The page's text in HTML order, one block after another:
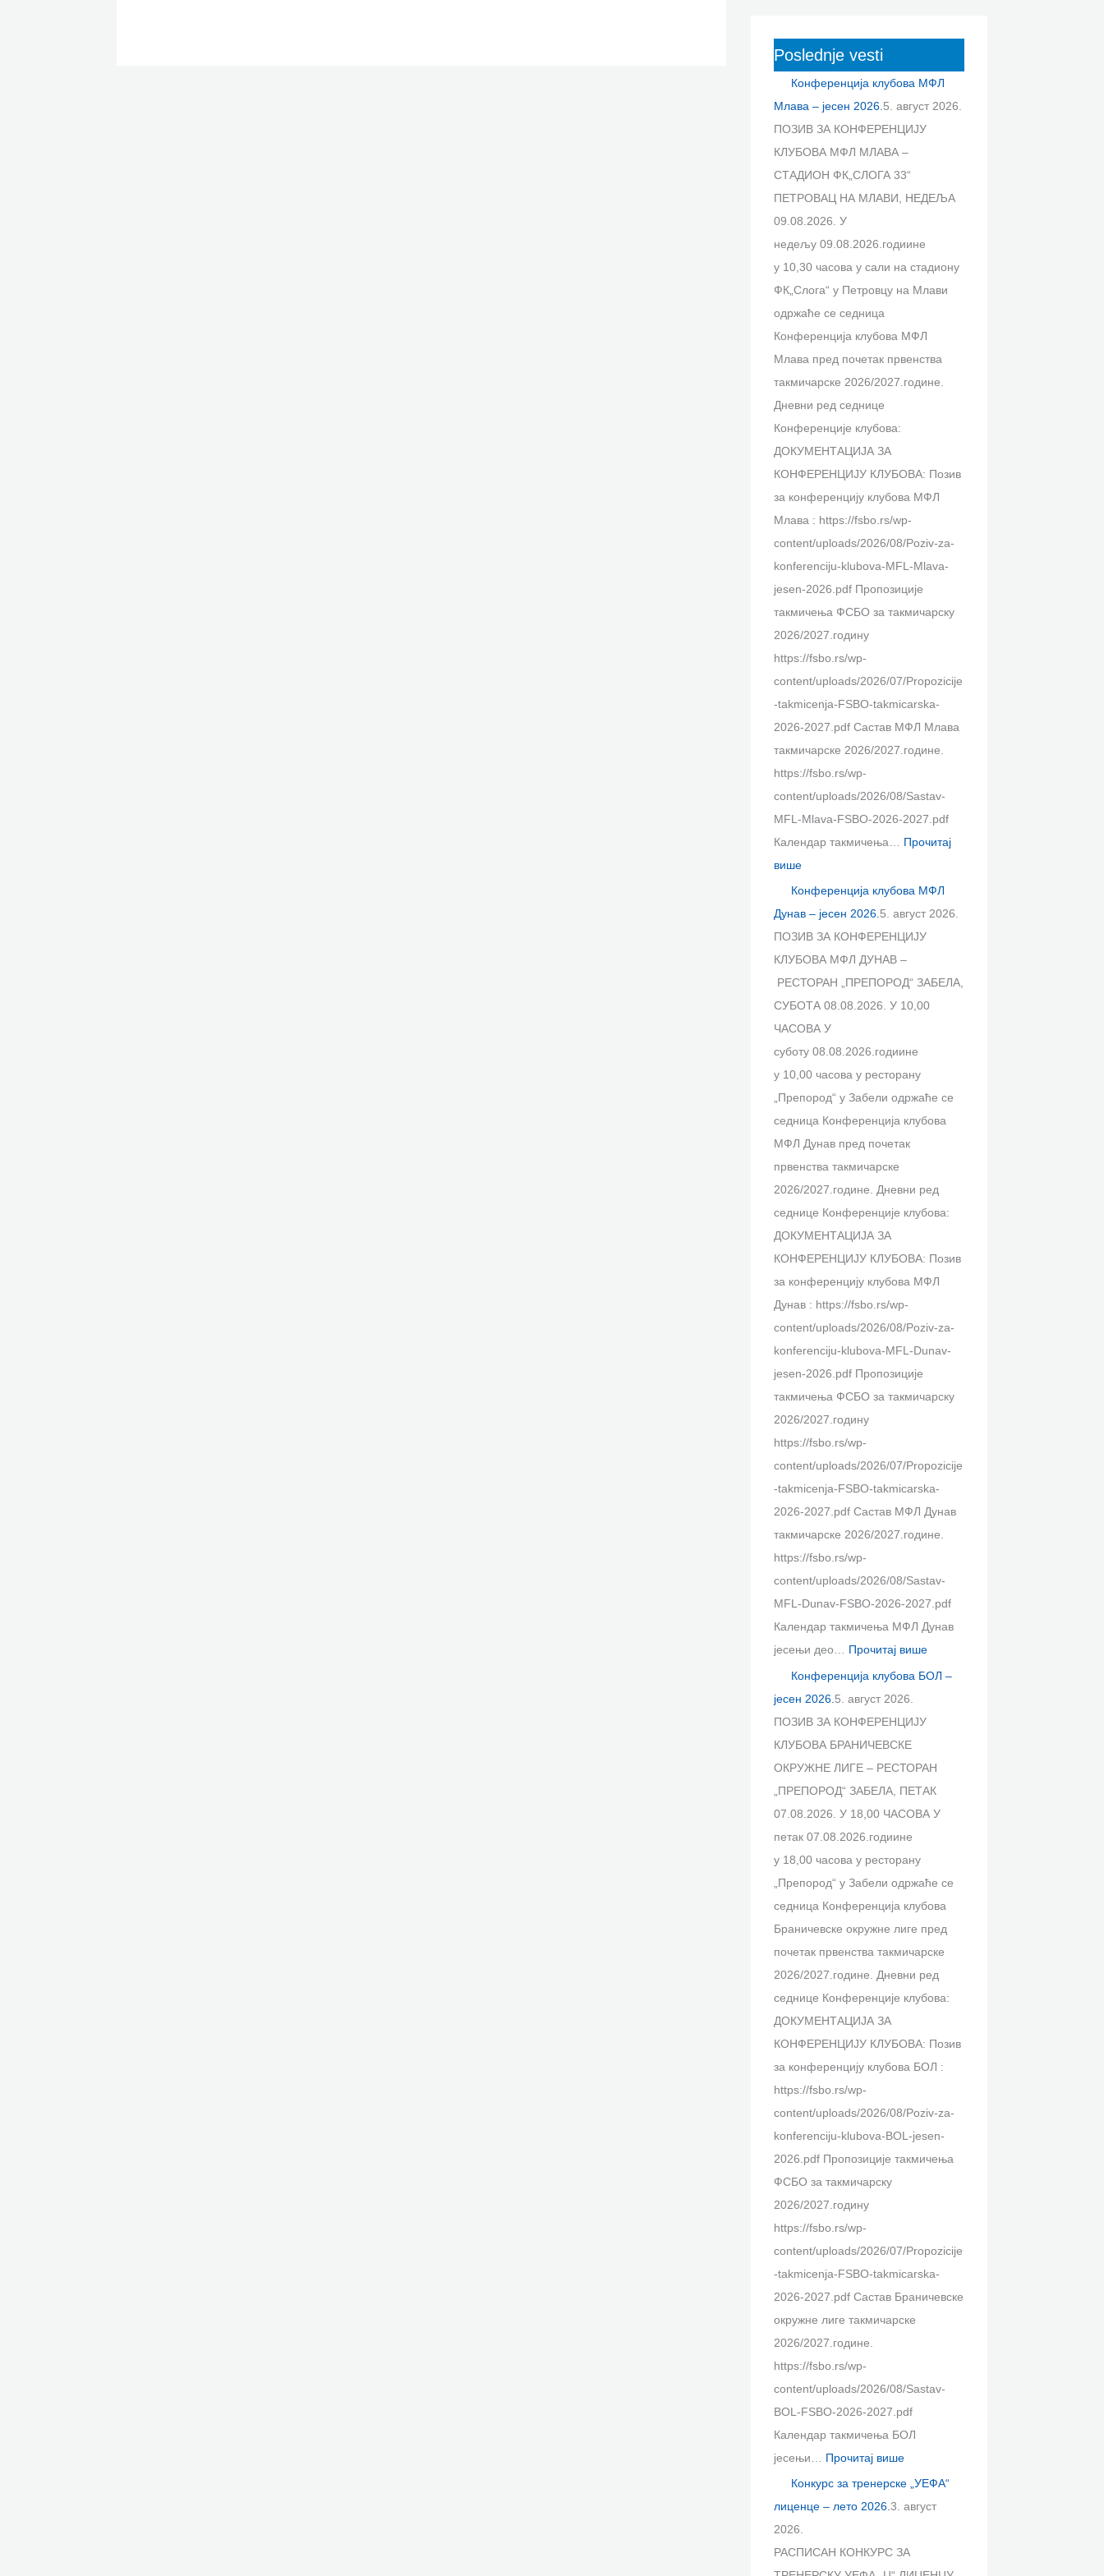
а
з
а
Poslednje vesti
Конференција клубова МФЛ
Млава – јесен 2026. 5. август 2026.
ПОЗИВ ЗА КОНФЕРЕНЦИЈУ
КЛУБОВА МФЛ МЛАВА –
СТАДИОН ФК„СЛОГА 33“
ПЕТРОВАЦ НА МЛАВИ, НЕДЕЉА
09.08.2026. У
недељу 09.08.2026.годиине
у 10,30 часова у сали на стадиону
ФК„Слога“ у Петровцу на Млави
одржаће се седница
Конференција клубова МФЛ
Млава пред почетак првенства
такмичарске 2026/2027.године.
Дневни ред седнице
Конференције клубова:
ДОКУМЕНТАЦИЈА ЗА
КОНФЕРЕНЦИЈУ КЛУБОВА: Позив
за конференцију клубова МФЛ
Млава : https://fsbo.rs/wp-
content/uploads/2026/08/Poziv-za-
konferenciju-klubova-MFL-Mlava-
jesen-2026.pdf Пропозиције
такмичења ФСБО за такмичарску
2026/2027.годину
https://fsbo.rs/wp-
content/uploads/2026/07/Propozicije
-takmicenja-FSBO-takmicarska-
2026-2027.pdf Састав МФЛ Млава
такмичарске 2026/2027.године.
https://fsbo.rs/wp-
content/uploads/2026/08/Sastav-
MFL-Mlava-FSBO-2026-2027.pdf
Календар такмичења… Прочитај
више
е
н
ц
и
ј
а
к
л
у
б
о
в
а
М
Ф
Л
М
л
а
в
а
–
ј
е
с
е
н
2
0
2
6
.
Конференција клубова МФЛ
Дунав – јесен 2026.5. август 2026.
ПОЗИВ ЗА КОНФЕРЕНЦИЈУ
КЛУБОВА МФЛ ДУНАВ –
РЕСТОРАН „ПРЕПОРОД“ ЗАБЕЛА,
СУБОТА 08.08.2026. У 10,00
ЧАСОВА У
суботу 08.08.2026.годиине
у 10,00 часова у ресторану
„Препород“ у Забели одржаће се
седница Конференција клубова
МФЛ Дунав пред почетак
првенства такмичарске
2026/2027.године. Дневни ред
седнице Конференције клубова:
ДОКУМЕНТАЦИЈА ЗА
КОНФЕРЕНЦИЈУ КЛУБОВА: Позив
за конференцију клубова МФЛ
Дунав : https://fsbo.rs/wp-
content/uploads/2026/08/Poziv-za-
konferenciju-klubova-MFL-Dunav-
jesen-2026.pdf Пропозиције
такмичења ФСБО за такмичарску
2026/2027.годину
https://fsbo.rs/wp-
content/uploads/2026/07/Propozicije
-takmicenja-FSBO-takmicarska-
2026-2027.pdf Састав МФЛ Дунав
такмичарске 2026/2027.године.
https://fsbo.rs/wp-
content/uploads/2026/08/Sastav-
MFL-Dunav-FSBO-2026-2027.pdf
Календар такмичења МФЛ Дунав
јесењи део… Прочитај више
е
ц
и
л
о
в
Ф
Л
а
в
ј
е
е
0
2
6
.
Конференција клубова БОЛ –
јесен 2026. 5. август 2026.
ПОЗИВ ЗА КОНФЕРЕНЦИЈУ
КЛУБОВА БРАНИЧЕВСКЕ
ОКРУЖНЕ ЛИГЕ – РЕСТОРАН
„ПРЕПОРОД“ ЗАБЕЛА, ПЕТАК
07.08.2026. У 18,00 ЧАСОВА У
петак 07.08.2026.годиине
у 18,00 часова у ресторану
„Препород“ у Забели одржаће се
седница Конференција клубова
Браничевске окружне лиге пред
почетак првенства такмичарске
2026/2027.године. Дневни ред
седнице Конференције клубова:
ДОКУМЕНТАЦИЈА ЗА
КОНФЕРЕНЦИЈУ КЛУБОВА: Позив
за конференцију клубова БОЛ :
https://fsbo.rs/wp-
content/uploads/2026/08/Poziv-za-
konferenciju-klubova-BOL-jesen-
2026.pdf Пропозиције такмичења
ФСБО за такмичарску
2026/2027.годину
https://fsbo.rs/wp-
content/uploads/2026/07/Propozicije
-takmicenja-FSBO-takmicarska-
2026-2027.pdf Састав Браничевске
окружне лиге такмичарске
2026/2027.године.
https://fsbo.rs/wp-
content/uploads/2026/08/Sastav-
BOL-FSBO-2026-2027.pdf
Календар такмичења БОЛ
јесењи… Прочитај више
е
ц
и
ј
а
к
л
б
о
в
Б
О
Л
с
е
н
2
0
2
6
Конкурс за тренерске „УЕФА“
лиценце – лето 2026.3. август
2026.
РАСПИСАН КОНКУРС ЗА
с
з
а
т
р
е
н
е
с
к
е
„
У
Е
Ф
А
л
и
ц
е
н
ц
е
–
л
е
т
о
2
0
2
6
.
е
н
ц
и
ј
е
к
л
у
б
о
в
а
л
и
г
а
Ф
С
Р
З
С
–
3
0
.
0
7
.
2
0
2
6
.